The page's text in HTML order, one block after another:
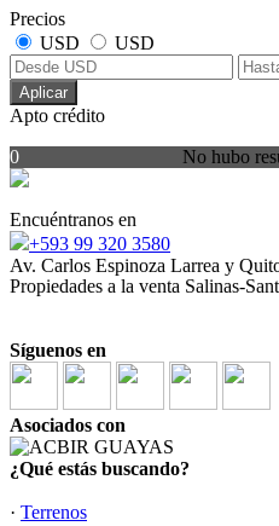
Precios
USD
USD
Aplicar
Apto crédito
No hubo
0
Encuéntranos en
+593 99 320 3580
Av. Carlos Espinoza Larrea y
Propiedades a la venta Salinas-
Síguenos en
Asociados con
¿Qué estás buscando?
· Terrenos